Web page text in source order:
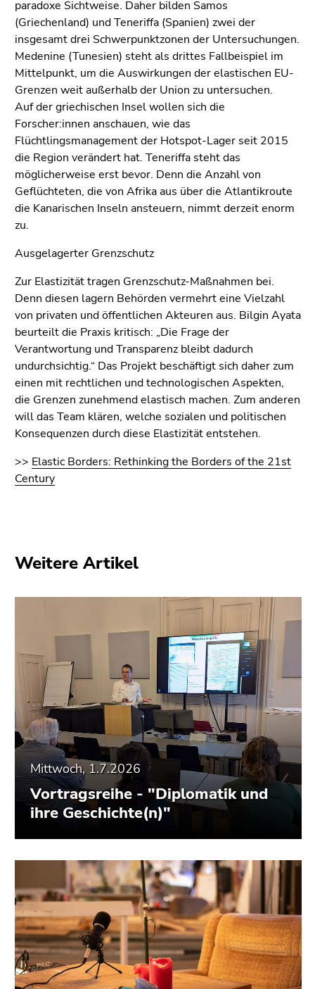
paradoxe Sichtweise. Daher bilden Samos
(Griechenland) und Teneriffa (Spanien) zwei der
insgesamt drei Schwerpunktzonen der Untersuchungen.
Medenine (Tunesien) steht als drittes Fallbeispiel im
Mittelpunkt, um die Auswirkungen der elastischen EU-
Grenzen weit außerhalb der Union zu untersuchen.
Auf der griechischen Insel wollen sich die
Forscher:innen anschauen, wie das
Flüchtlingsmanagement der Hotspot-Lager seit 2015
die Region verändert hat. Teneriffa steht das
möglicherweise erst bevor. Denn die Anzahl von
Geflüchteten, die von Afrika aus über die Atlantikroute
die Kanarischen Inseln ansteuern, nimmt derzeit enorm
zu.
Ausgelagerter Grenzschutz
Zur Elastizität tragen Grenzschutz-Maßnahmen bei.
Denn diesen lagern Behörden vermehrt eine Vielzahl
von privaten und öffentlichen Akteuren aus. Bilgin Ayata
beurteilt die Praxis kritisch: „Die Frage der
Verantwortung und Transparenz bleibt dadurch
undurchsichtig.“ Das Projekt beschäftigt sich daher zum
einen mit rechtlichen und technologischen Aspekten,
die Grenzen zunehmend elastisch machen. Zum anderen
will das Team klären, welche sozialen und politischen
Konsequenzen durch diese Elastizität entstehen.
>> Elastic Borders: Rethinking the Borders of the 21st
Century
Weitere Artikel
Mittwoch, 1.7.2026
Vortragsreihe - "Diplomatik und
ihre Geschichte(n)"